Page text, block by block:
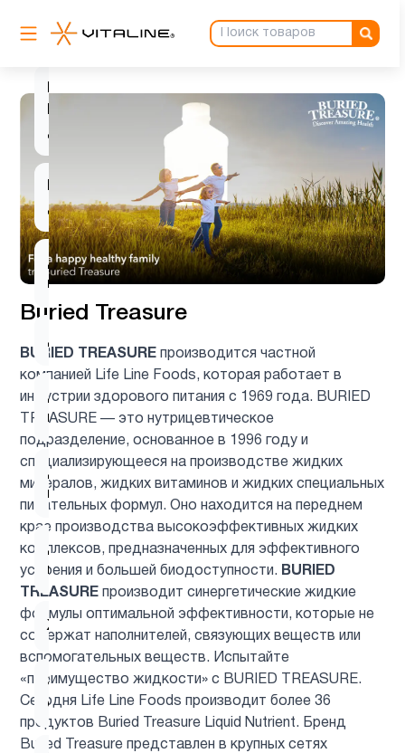
Buried Treasure
BURIED TREASURE производится частной
компанией Life Line Foods, которая работает в
индустрии здорового питания с 1969 года. BURIED
TREASURE — это нутрицевтическое
подразделение, основанное в 1996 году и
специализирующееся на производстве жидких
минералов, жидких витаминов и жидких специальных
питательных формул. Оно находится на переднем
крае производства высокоэффективных жидких
комплексов, предназначенных для эффективного
усвоения и большей биодоступности. BURIED
TREASURE производит синергетические жидкие
формулы оптимальной эффективности, которые не
содержат наполнителей, связующих веществ или
вспомогательных веществ. Испытайте
«преимущество жидкости» с BURIED TREASURE.
Сегодня Life Line Foods производит более 36
продуктов Buried Treasure Liquid Nutrient. Бренд
Buried Treasure представлен в крупных сетях
B12
детей
д3
Детские
мультивитамины
1
Детям
Деятельность
мозга
Для
младенцев
1
Для
похудения
1
Женщинам
Здоровый
сон